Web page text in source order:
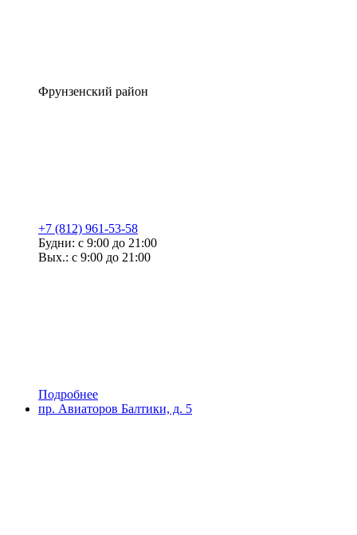
Фрунзенский район
+7 (812) 961-53-58
Будни: с 9:00 до 21:00
Вых.: с 9:00 до 21:00
Подробнее
пр. Авиаторов Балтики, д. 5